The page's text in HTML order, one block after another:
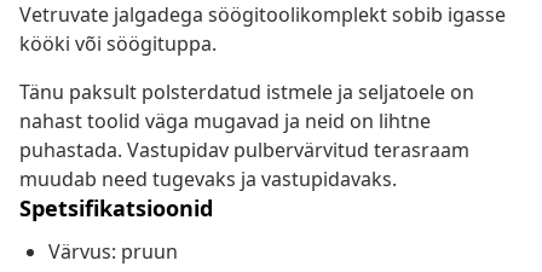
Vetruvate jalgadega söögitoolikomplekt sobib igasse
kööki või söögituppa.
Tänu paksult polsterdatud istmele ja seljatoele on
nahast toolid väga mugavad ja neid on lihtne
puhastada. Vastupidav pulbervärvitud terasraam
muudab need tugevaks ja vastupidavaks.
Spetsifikatsioonid
Värvus: pruun